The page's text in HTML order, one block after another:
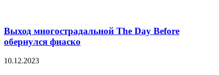
Выход многострадальной The Day Before
обернулся фиаско
10.12.2023